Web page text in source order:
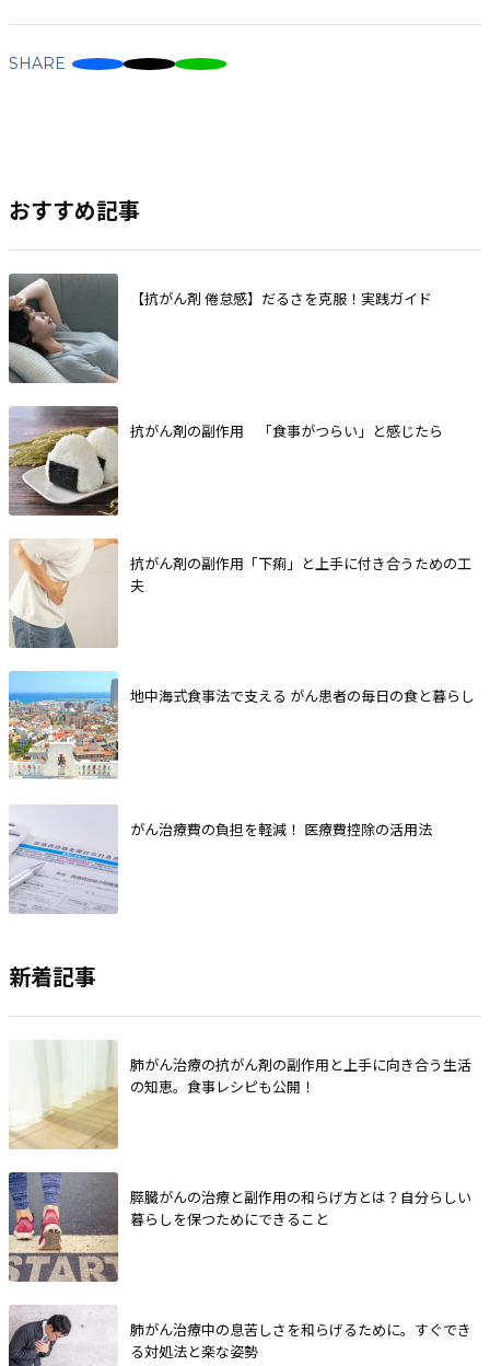
SHARE
おすすめ記事
【抗がん剤 倦怠感】だるさを克服！実践ガイド
抗がん剤の副作用 「食事がつらい」と感じたら
抗がん剤の副作用「下痢」と上手に付き合うための工
夫
地中海式食事法で支える がん患者の毎日の食と暮らし
がん治療費の負担を軽減！ 医療費控除の活用法
新着記事
肺がん治療の抗がん剤の副作用と上手に向き合う生活
の知恵。食事レシピも公開！
膵臓がんの治療と副作用の和らげ方とは？自分らしい
暮らしを保つためにできること
肺がん治療中の息苦しさを和らげるために。すぐでき
る対処法と楽な姿勢